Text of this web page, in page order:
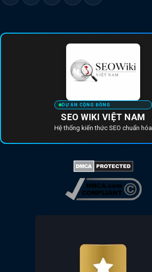
DỰ ÁN CỘNG ĐỒNG
SEO WIKI VIỆT NAM
Hệ thống kiến thức SEO chuẩn hóa